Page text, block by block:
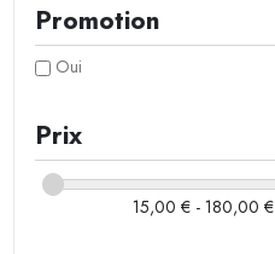
Promotion
Oui
Prix
15,00 € - 180,00 €